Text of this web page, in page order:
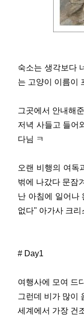
숙소는 생각보다
는 고양이 이름이
그곳에서 안내해
저녁 사들고 들어
다님 ㅋ
오랜 비행의 여독
벆에 나갔다 문잠
난 아침에 일어나
없다" 아가사 크리
# Day1
여행사에 모여 드
그런데 비가 많이
세계에서 가장 건